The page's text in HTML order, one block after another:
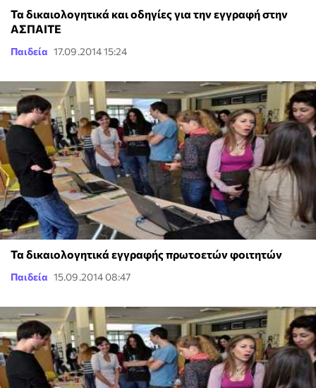
Τα δικαιολογητικά και οδηγίες για την εγγραφή στην
ΑΣΠΑΙΤΕ
Παιδεία 17.09.2014 15:24
Τα δικαιολογητικά εγγραφής πρωτοετών φοιτητών
Παιδεία 15.09.2014 08:47